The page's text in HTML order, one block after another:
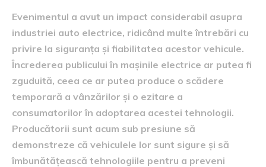
Evenimentul a avut un impact considerabil asupra
industriei auto electrice, ridicând multe întrebări cu
privire la siguranța și fiabilitatea acestor vehicule.
Încrederea publicului în mașinile electrice ar putea fi
zguduită, ceea ce ar putea produce o scădere
temporară a vânzărilor și o ezitare a
consumatorilor în adoptarea acestei tehnologii.
Producătorii sunt acum sub presiune să
demonstreze că vehiculele lor sunt sigure și să
îmbunătățească tehnologiile pentru a preveni